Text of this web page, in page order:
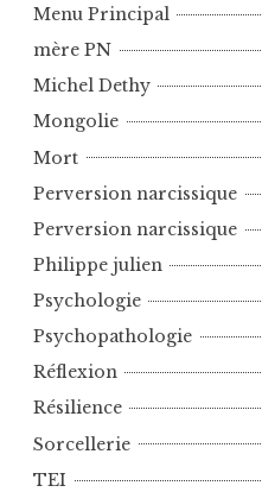
Menu Principal
mère PN
Michel Dethy
Mongolie
Mort
Perversion narcissique
Perversion narcissique
Philippe julien
Psychologie
Psychopathologie
Réflexion
Résilience
Sorcellerie
TEI